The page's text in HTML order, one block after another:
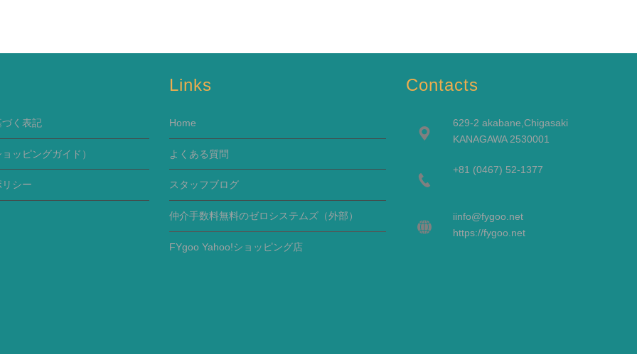
く表記
ョッピングガイド）
シー
Links
Home
よくある質問
スタッフブログ
仲介手数料無料のゼロシステムズ（外部）
FYgoo Yahoo!ショッピング店
Contacts
629-2 akabane,Chigasaki
KANAGAWA 2530001
+81 (0467) 52-1377
iinfo@fygoo.net
https://fygoo.net